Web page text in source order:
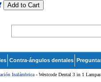
Add to Cart
Contra-ángulos dentales
Inalámbrica - Westcode Dental 3 in 1